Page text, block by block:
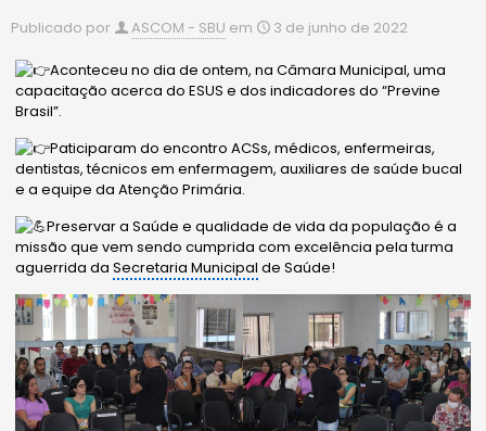
Publicado por ASCOM - SBU em 3 de junho de 2022
Aconteceu no dia de ontem, na Câmara Municipal, uma
capacitação acerca do ESUS e dos indicadores do “Previne
Brasil”.
Paticiparam do encontro ACSs, médicos, enfermeiras,
dentistas, técnicos em enfermagem, auxiliares de saúde bucal
e a equipe da Atenção Primária.
Preservar a Saúde e qualidade de vida da população é a
missão que vem sendo cumprida com excelência pela turma
aguerrida daSecretaria Municipal de Saúde!